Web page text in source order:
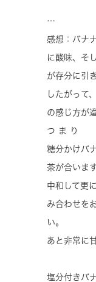
…
感想：バナ
に酸味、そ
が存分に引
したがって
の感じ方が
つ ま り
糖分かけバ
茶が合いま
中和して更
み合わせを
い。
あと非常に
塩分付きバ